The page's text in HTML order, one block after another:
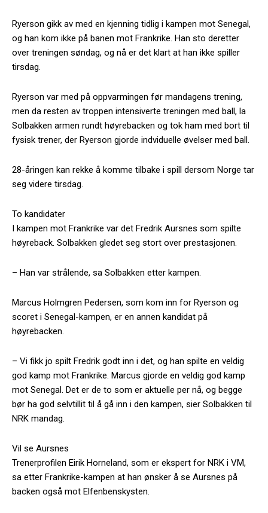
Ryerson gikk av med en kjenning tidlig i kampen mot Senegal,
og han kom ikke på banen mot Frankrike. Han sto deretter
over treningen søndag, og nå er det klart at han ikke spiller
tirsdag.
Ryerson var med på oppvarmingen før mandagens trening,
men da resten av troppen intensiverte treningen med ball, la
Solbakken armen rundt høyrebacken og tok ham med bort til
fysisk trener, der Ryerson gjorde indviduelle øvelser med ball.
28-åringen kan rekke å komme tilbake i spill dersom Norge tar
seg videre tirsdag.
To kandidater
I kampen mot Frankrike var det Fredrik Aursnes som spilte
høyreback. Solbakken gledet seg stort over prestasjonen.
– Han var strålende, sa Solbakken etter kampen.
Marcus Holmgren Pedersen, som kom inn for Ryerson og
scoret i Senegal-kampen, er en annen kandidat på
høyrebacken.
– Vi fikk jo spilt Fredrik godt inn i det, og han spilte en veldig
god kamp mot Frankrike. Marcus gjorde en veldig god kamp
mot Senegal. Det er de to som er aktuelle per nå, og begge
bør ha god selvtillit til å gå inn i den kampen, sier Solbakken til
NRK mandag.
Vil se Aursnes
Trenerprofilen Eirik Horneland, som er ekspert for NRK i VM,
sa etter Frankrike-kampen at han ønsker å se Aursnes på
backen også mot Elfenbenskysten.